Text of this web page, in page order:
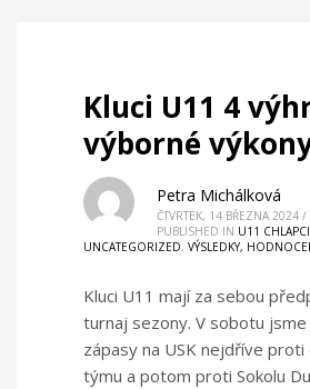
Kluci U11 4
výborné
Petra Michálková
ČTVRTEK, 14 BŘEZNA 2024 /
PUBLISHED IN U11
UNCATEGORIZED, VÝSLEDKY,
Kluci U11 mají za sebou
turnaj sezony. V sobotu jsme
zápasy na USK nejdříve proti
týmu a potom proti Sokolu